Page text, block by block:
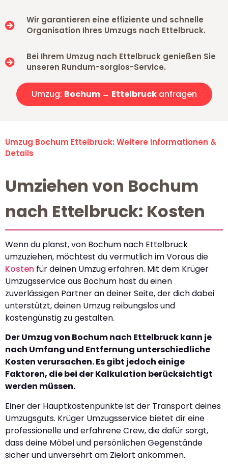
Wir garantieren eine effiziente und schnelle
Organisation Ihres Umzugs nach Ettelbruck.
Bei Ihrem Umzug nach Ettelbruck genießen Sie
unseren Rundum-sorglos-Service.
Umzug: Bochum → Ettelbruckanfragen
Umzug Bochum Ettelbruck: Weitere Informationen &
Details
Umziehen von Bochum
nach Ettelbruck: Kosten
Wenn du planst, von Bochum nach Ettelbruck
umzuziehen, möchtest du vermutlich im Voraus die
Kosten für deinen Umzug erfahren. Mit dem Krüger
Umzugsservice aus Bochum hast du einen
zuverlässigen Partner an deiner Seite, der dich dabei
unterstützt, deinen Umzug reibungslos und
kostengünstig zu gestalten.
Der Umzug von Bochum nach Ettelbruck kann je
nach Umfang und Entfernung unterschiedliche
Kosten verursachen. Es gibt jedoch einige
Faktoren, die bei der Kalkulation berücksichtigt
werden müssen.
Einer der Hauptkostenpunkte ist der Transport deines
Umzugsguts. Krüger Umzugsservice bietet dir eine
professionelle und erfahrene Crew, die dafür sorgt,
dass deine Möbel und persönlichen Gegenstände
sicher und unversehrt am Zielort ankommen.